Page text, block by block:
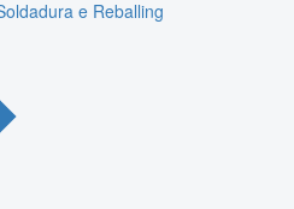
e Reballing